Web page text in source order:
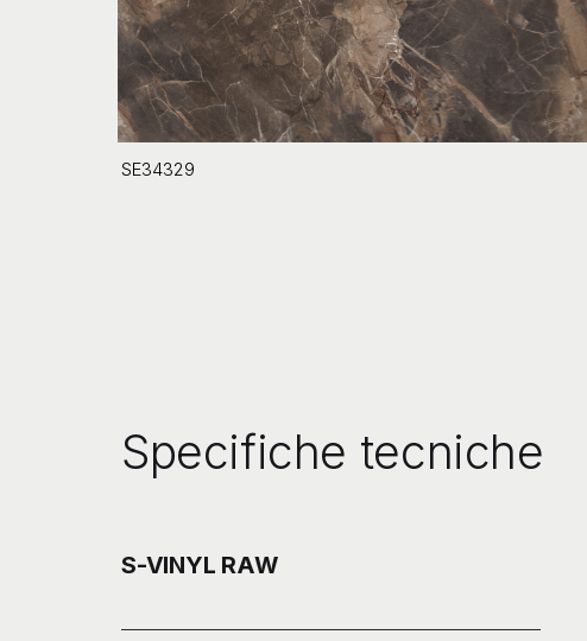
SE34329
Specifiche tecniche
S-VINYL RAW